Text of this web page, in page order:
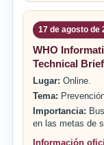
17 de agosto de
WHO
Technical Brief
Lugar: Online.
Tema:
Importancia:
en las metas de
Información